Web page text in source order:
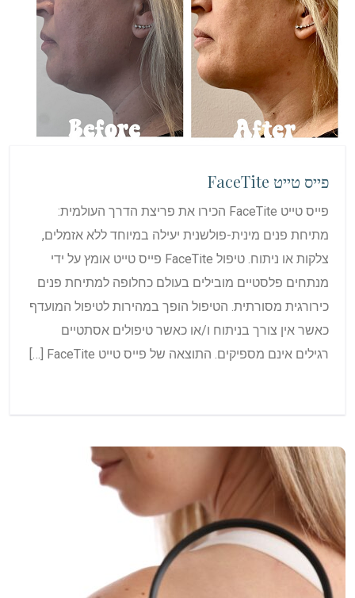
פייס טייט FaceTite
פייס טייט FaceTite הכירו את פריצת הדרך העולמית:
מתיחת פנים מינית-פולשנית יעילה במיוחד ללא אזמלים,
צלקות או ניתוח. טיפול FaceTite פייס טייט אומץ על ידי
מנתחים פלסטיים מובילים בעולם כחלופה למתיחת פנים
כירורגית מסורתית. הטיפול הופך במהירות לטיפול המועדף
כאשר אין צורך בניתוח ו/או כאשר טיפולים אסתטיים
רגילים אינם מספיקים. התוצאה של פייס טייט FaceTite […]